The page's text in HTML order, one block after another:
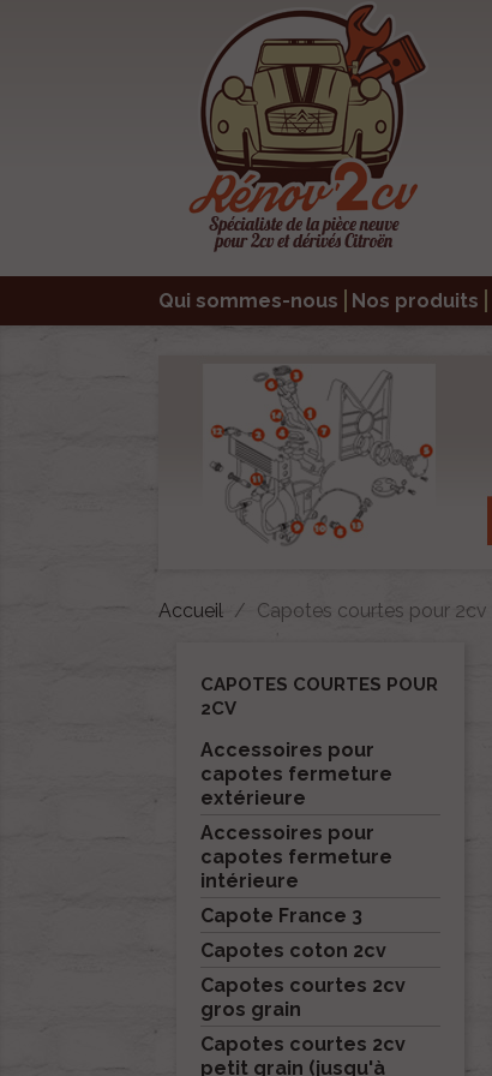
Qui sommes-nous Nos produits
Accueil Capotes courtes pour 2cv
CAPOTES COURTES POUR
2CV
Accessoires pour
capotes fermeture
extérieure
Accessoires pour
capotes fermeture
intérieure
Capote France 3
Capotes coton 2cv
Capotes courtes 2cv
gros grain
Capotes courtes 2cv
petit grain (jusqu'à